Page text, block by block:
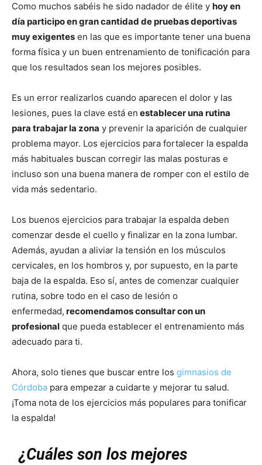
Como muchos sabéis he sido nadador de élite y hoy en
día participo en gran cantidad de pruebas deportivas
muy exigentes en las que es importante tener una buena
forma física y un buen entrenamiento de tonificación para
que los resultados sean los mejores posibles.
Es un error realizarlos cuando aparecen el dolor y las
lesiones, pues la clave está en establecer una rutina
para trabajar la zona y prevenir la aparición de cualquier
problema mayor. Los ejercicios para fortalecer la espalda
más habituales buscan corregir las malas posturas e
incluso son una buena manera de romper con el estilo de
vida más sedentario.
Los buenos ejercicios para trabajar la espalda deben
comenzar desde el cuello y finalizar en la zona lumbar.
Además, ayudan a aliviar la tensión en los músculos
cervicales, en los hombros y, por supuesto, en la parte
baja de la espalda. Eso sí, antes de comenzar cualquier
rutina, sobre todo en el caso de lesión o
enfermedad, recomendamos consultar con un
profesional que pueda establecer el entrenamiento más
adecuado para ti.
Ahora, solo tienes que buscar entre los gimnasios de
Córdoba para empezar a cuidarte y mejorar tu salud.
¡Toma nota de los ejercicios más populares para tonificar
la espalda!
¿Cuáles son los mejores